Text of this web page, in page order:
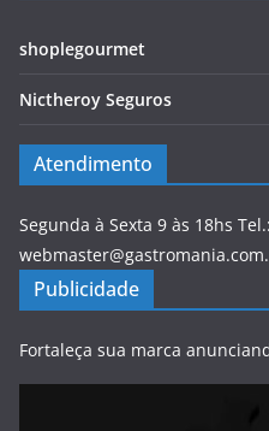
shoplegourmet
Nictheroy Seguros
Atendimento
Segunda à Sexta 9 às 18hs
Publicidade
Fortaleça sua marca